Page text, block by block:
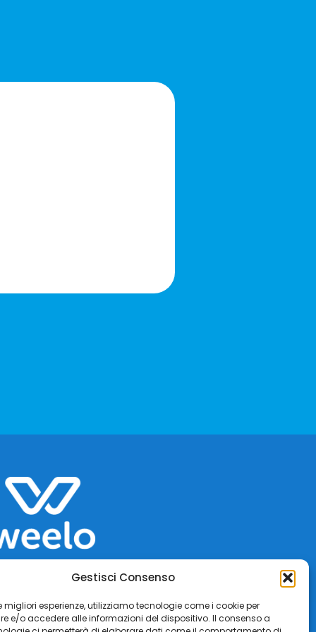
Gestisci Consenso
migliori esperienze, utilizziamo tecnologie come i cookie per
e/o accedere alle informazioni del dispositivo. Il consenso a